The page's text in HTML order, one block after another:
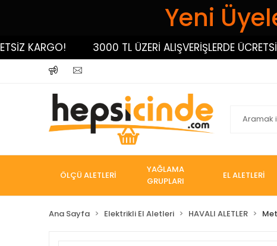
Yeni
KARGO! 3000 TL ÜZERİ ALIŞVERİŞLERDE ÜCRETSİZ
ÖLÇÜ ALETLERİ
YAĞLAMA
GRUPLARI
EL ALETLERİ
Ana Sayfa Elektrikli El Aletleri HAVALI ALETLER